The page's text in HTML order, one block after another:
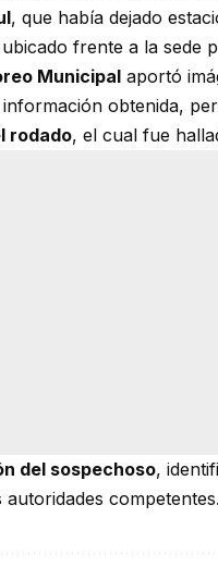
, que había dejado
frente a la sede
Municipal aportó
información obtenida,
rodado, el cual fue
del sospechoso,
competentes.